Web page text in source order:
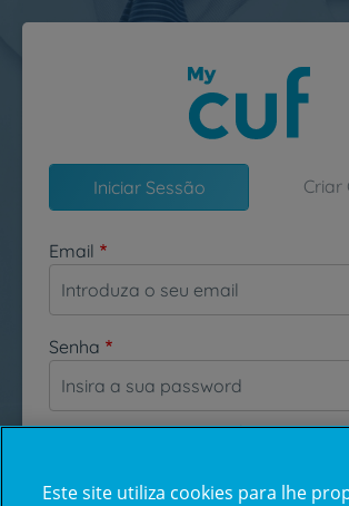
Passar para o conteúdo principal
Iniciar Sessão Criar
Email
Senha
Esqueceu-se da sua
Este site utiliza cookies para lhe